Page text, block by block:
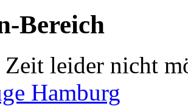
Bereich
Zeit leider nicht
Hamburg